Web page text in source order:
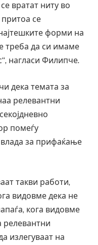
вратат ниту во
се
форми на
треба да си имаме
нагласи Филипче.
дека темата за
релевантни
помеѓу
за прифаќање
такви работи,
видовме дека не
кога видовме
релевантни
излегуваат на